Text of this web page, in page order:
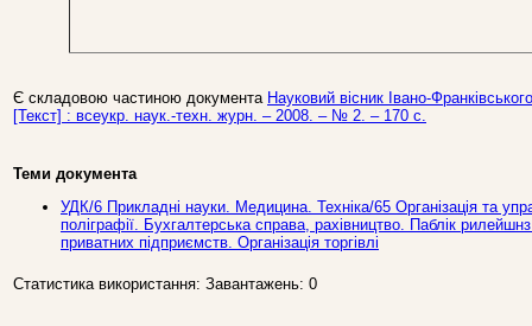
Є складовою частиною документа Науковий вісник Івано-
[Текст] : всеукр. наук.-техн. журн. – 2008. – № 2. – 170 c.
Теми документа
УДК/6 Прикладнi науки. Медицина. Техніка/65 Організація та
поліграфії. Бухгалтерська справа, рахівництво. Паблік
приватних підприємств. Організація торгівлі
Статистика використання: Завантажень: 0